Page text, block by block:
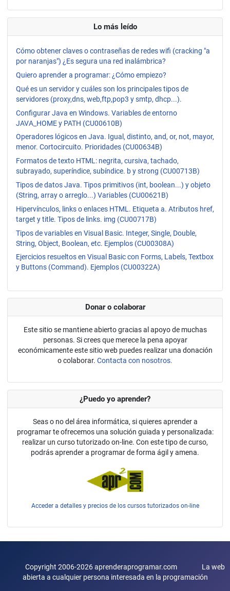
Lo más leído
Cómo obtener claves o contraseñas de redes wifi (cracking "a
por naranjas") ¿Es segura una red inalámbrica?
Quiero aprender a programar: ¿Cómo empiezo?
Qué es un servidor y cuáles son los principales tipos de
servidores (proxy,dns, web,ftp,pop3 y smtp, dhcp...).
Configurar Java en Windows. Variables de entorno
JAVA_HOME y PATH (CU00610B)
Operadores lógicos en Java. Igual, distinto, and, or, not, mayor,
menor. Cortocircuito. Prioridades (CU00634B)
Formatos de texto HTML: negrita, cursiva, tachado,
subrayado, superíndice, subíndice. b y strong (CU00713B)
Tipos de datos Java. Tipos primitivos (int, boolean...) y objeto
(String, array o arreglo...) Variables (CU00621B)
Hipervínculos, links o enlaces HTML. Etiqueta a. Atributos href,
target y title. Tipos de links. img (CU00717B)
Tipos de variables en Visual Basic. Integer, Single, Double,
String, Object, Boolean, etc. Ejemplos (CU00308A)
Ejercicios resueltos en Visual Basic con Forms, Labels, Textbox
y Buttons (Command). Ejemplos (CU00322A)
Donar o colaborar
Este sitio se mantiene abierto gracias al apoyo de muchas
personas. Si crees que merece la pena apoyar
económicamente este sitio web puedes realizar una donación
o colaborar. Contacta con nosotros.
¿Puedo yo aprender?
Seas o no del área informática, si quieres aprender a
programar te ofrecemos una solución guiada y personalizada:
realizar un curso tutorizado on-line. Con este tipo de curso,
podrás aprender a programar de forma ágil y amena.
Acceder a detalles y precios de los cursos tutorizados on-line
Copyright 2006-2026 aprenderaprogramar.com La web
abierta a cualquier persona interesada en la programación